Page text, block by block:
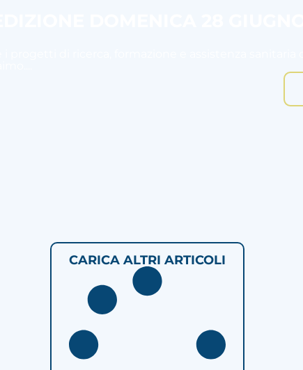
CARICA ALTRI ARTICOLI